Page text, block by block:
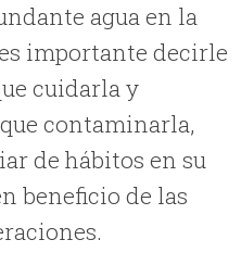
agua en la
importante decirle
cuidarla y
contaminarla,
de hábitos en su
beneficio de las